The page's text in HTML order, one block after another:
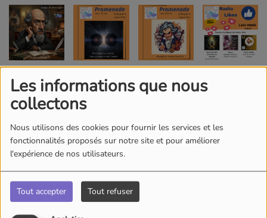
Les informations que nous
collectons
Nous utilisons des cookies pour fournir les services et les
fonctionnalités proposés sur notre site et pour améliorer
l'expérience de nos utilisateurs.
Tout accepter Tout refuser